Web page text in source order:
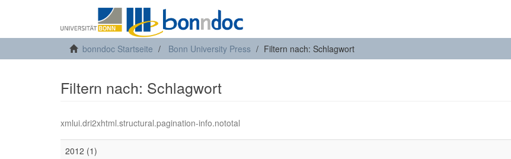
bonndoc Startseite Bonn University Press Filtern nach: Schlagwort
Filtern nach: Schlagwort
xmlui.dri2xhtml.structural.pagination-info.nototal
2012 (1)